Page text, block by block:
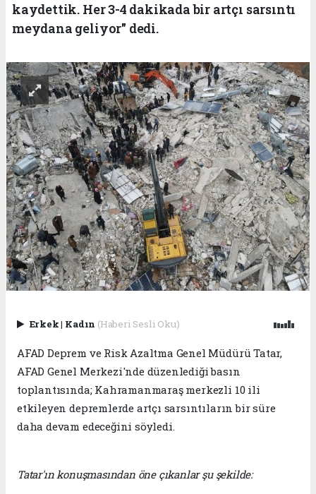
kaydettik. Her 3-4 dakikada bir artçı sarsıntı
meydana geliyor" dedi.
Erkek| Kadın (Haberi Sesli Oku)
AFAD Deprem ve Risk Azaltma Genel Müdürü Tatar,
AFAD Genel Merkezi'nde düzenlediği basın
toplantısında; Kahramanmaraş merkezli 10 ili
etkileyen depremlerde artçı sarsıntıların bir süre
daha devam edeceğini söyledi.
Tatar'ın konuşmasından öne çıkanlar şu şekilde: